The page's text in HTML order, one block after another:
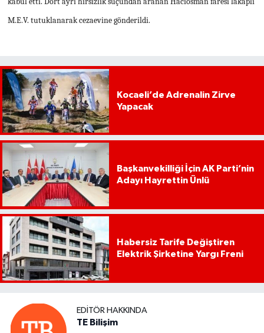
M.E.V. tutuklanarak cezaevine gönderildi.
Kocaeli’de Adrenalin Zirve
Yapacak
Başkanvekilliği İçin AK Parti’nin
Adayı Hayrettin Ünlü
Habersiz Tarife Değiştiren
Elektrik Şirketine Yargı Freni
EDITÖR HAKKINDA
TE Bilişim